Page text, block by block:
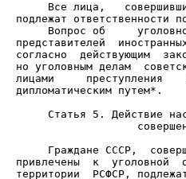
Все лица,
Вопрос об
представителей
согласно  действующим
но уголовным делам
лицами     преступления
дипломатическим путем*.
Граждане СССР,
привлечены  к  уголовной